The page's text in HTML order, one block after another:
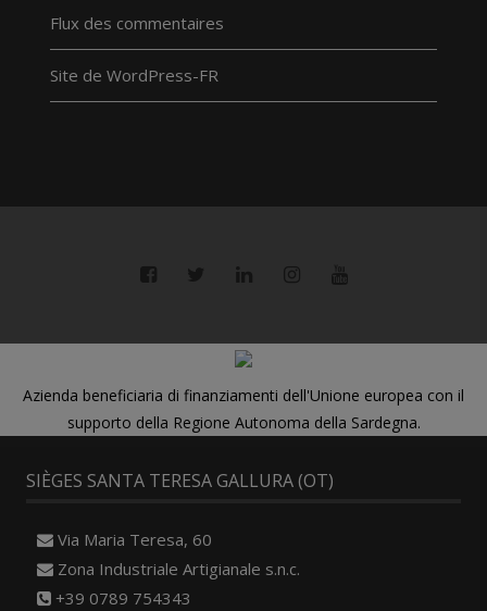
Flux des commentaires
Site de WordPress-FR
Azienda beneficiaria di finanziamenti dell'Unione europea con il
supporto della Regione Autonoma della Sardegna.
SIÈGES SANTA TERESA GALLURA (OT)
Via Maria Teresa, 60
Zona Industriale Artigianale s.n.c.
+39 0789 754343